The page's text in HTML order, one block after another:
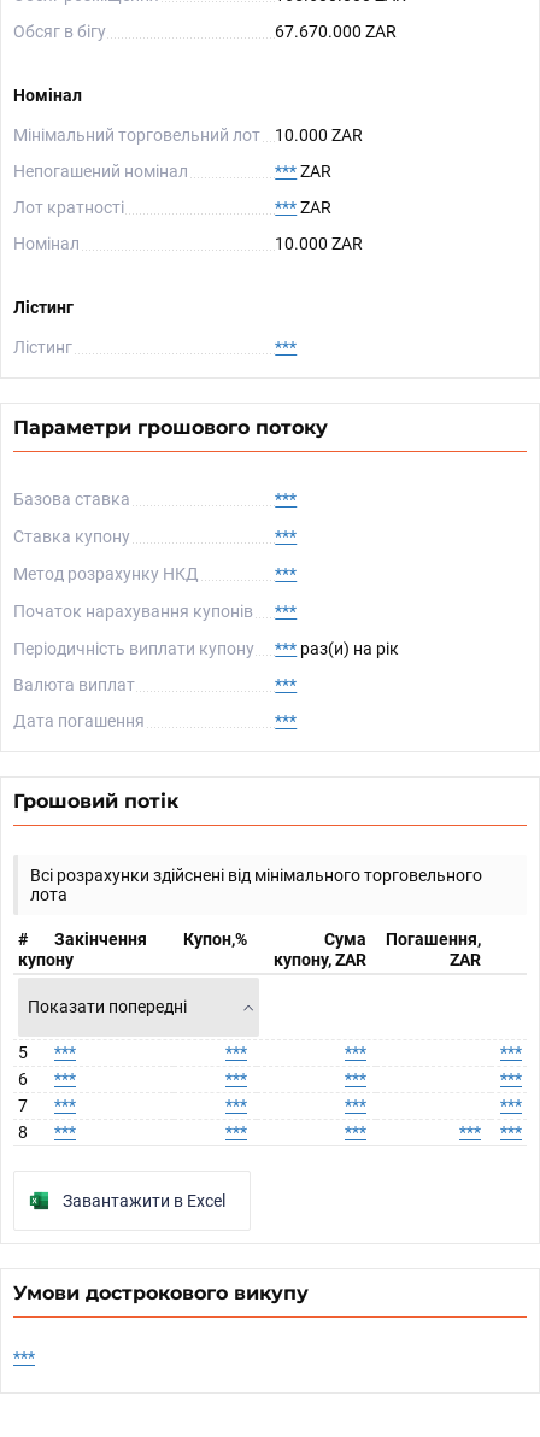
Обсяг в бігу
67.670.000 ZAR
Номінал
Мінімальний торговельний лот
10.000 ZAR
Непогашений номінал
***ZAR
Лот кратності
***ZAR
Номінал
10.000 ZAR
Лістинг
Лістинг ***
Параметри грошового потоку
Базова ставка
***
Ставка купону
***
Метод розрахунку НКД
***
Початок нарахування купонів
***
Періодичність виплати купону
*** раз(и) на рік
Валюта виплат
***
Дата погашення
***
Грошовий потік
Всі розрахунки здійснені від мінімального торговельного
лота
#
Закінчення
купону
Купон,%
Сума
купону, ZAR
Погашення,
ZAR
Показати попередні
5 *** *** ***
***
6
*** *** ***
***
7
*** *** ***
***
8
*** *** *** *** ***
Завантажити в Excel
Умови дострокового викупу
***